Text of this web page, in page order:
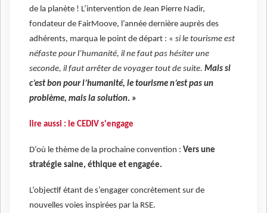
de la planète ! L’intervention de Jean Pierre Nadir,
fondateur de FairMoove, l’année dernière auprès des
adhérents, marqua le point de départ : « si le tourisme est
néfaste pour l’humanité, il ne faut pas hésiter une
seconde, il faut arrêter de voyager tout de suite. Mais si
c’est bon pour l’humanité, le tourisme n’est pas un
problème, mais la solution. »
lire aussi : le CEDIV s'engage
D’où le thème de la prochaine convention : Vers une
stratégie saine, éthique et engagée.
L’objectif étant de s’engager concrètement sur de
nouvelles voies inspirées par la RSE.